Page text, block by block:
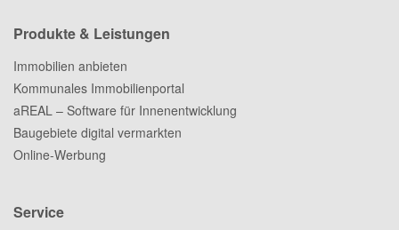
Produkte & Leistungen
Immobilien anbieten
Kommunales Immobilienportal
aREAL – Software für Innenentwicklung
Baugebiete digital vermarkten
Online-Werbung
Service